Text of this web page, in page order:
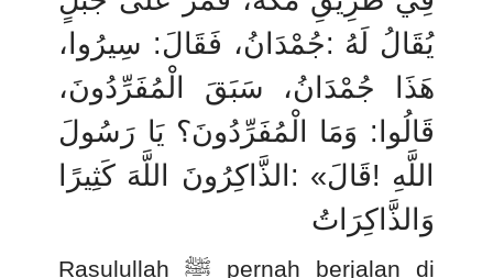
يُقَالُ لَهُ :جُمْدَانُ، فَقَالَ: سِيرُوا،
هَذَا جُمْدَانُ، سَبَقَ الْمُفَرِّدُونَ،
قَالُوا: وَمَا الْمُفَرِّدُونَ؟ يَا رَسُولَ
اللَّهِ !قَالَ: « الذَّاكِرُونَ اللَّهَ كَثِيرًا
وَالذَّاكِرَاتُ
Rasulullahﷺ pernah berjalan di